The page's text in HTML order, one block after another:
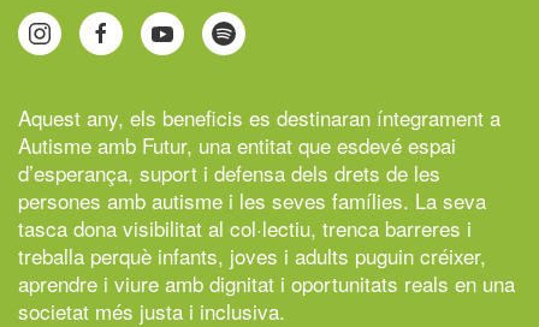
Aquest any, els beneficis es destinaran íntegrament a
Autisme amb Futur, una entitat que esdevé espai
d’esperança, suport i defensa dels drets de les
persones amb autisme i les seves famílies. La seva
tasca dona visibilitat al col·lectiu, trenca barreres i
treballa perquè infants, joves i adults puguin créixer,
aprendre i viure amb dignitat i oportunitats reals en una
societat més justa i inclusiva.